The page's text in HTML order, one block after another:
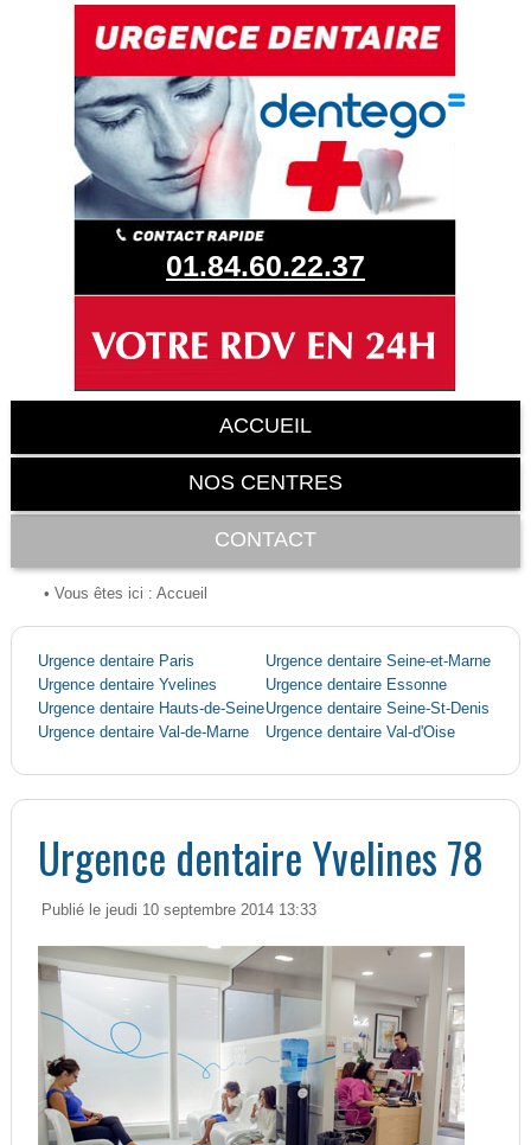
01.84.60.22.37
ACCUEIL
NOS CENTRES
CONTACT
• Vous êtes ici : Accueil
Urgence dentaire Paris
Urgence dentaire Seine-et-Marne
Urgence dentaire Yvelines
Urgence dentaire Essonne
Urgence dentaire Hauts-de-SeineUrgence dentaire Seine-St-Denis
Urgence dentaire Val-de-Marne
Urgence dentaire Val-d'Oise
Urgence dentaire Yvelines 78
Publié le jeudi 10 septembre 2014 13:33